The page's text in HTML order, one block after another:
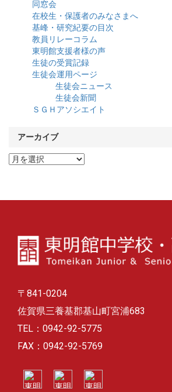
同窓会
在校生・保護者のみなさまへ
基峰・研究紀要の目次
教員リレーコラム
東明館支援者様の声
生徒の受賞記録
生徒会運用ページ
生徒会ニュース
生徒会新聞
ＳＧＨアソシエイト
アーカイブ
ア
〒841-0204
佐賀県三養基郡基山町宮浦683
TEL：0942-92-5775
FAX：0942-92-5769